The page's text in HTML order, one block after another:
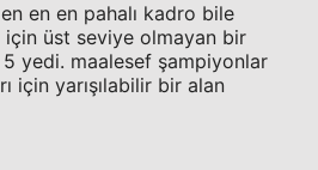
en en pahalı kadro bile
üst seviye olmayan bir
5 yedi. maalesef şampiyonlar
için yarışılabilir bir alan